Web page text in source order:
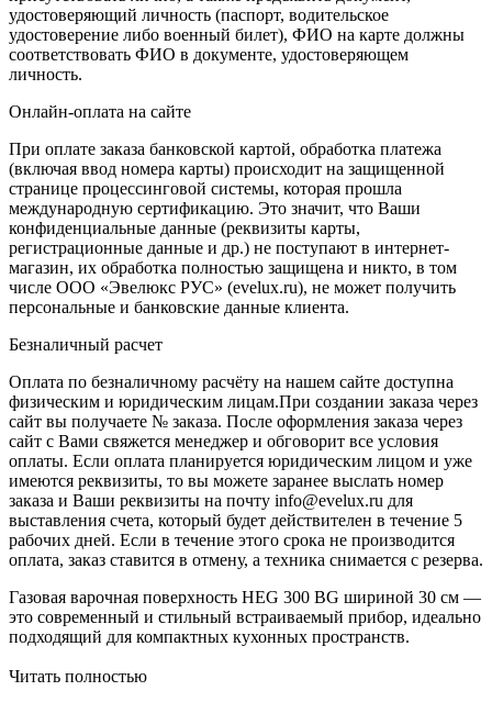
удостоверяющий личность (паспорт, водительское
удостоверение либо военный билет), ФИО на карте должны
соответствовать ФИО в документе, удостоверяющем
личность.
Онлайн-оплата на сайте
При оплате заказа банковской картой, обработка платежа
(включая ввод номера карты) происходит на защищенной
странице процессинговой системы, которая прошла
международную сертификацию. Это значит, что Ваши
конфиденциальные данные (реквизиты карты,
регистрационные данные и др.) не поступают в интернет-
магазин, их обработка полностью защищена и никто, в том
числе ООО «Эвелюкс РУС» (evelux.ru), не может получить
персональные и банковские данные клиента.
Безналичный расчет
Оплата по безналичному расчёту на нашем сайте доступна
физическим и юридическим лицам.При создании заказа через
сайт вы получаете № заказа. После оформления заказа через
сайт с Вами свяжется менеджер и обговорит все условия
оплаты. Если оплата планируется юридическим лицом и уже
имеются реквизиты, то вы можете заранее выслать номер
заказа и Ваши реквизиты на почту info@evelux.ru для
выставления счета, который будет действителен в течение 5
рабочих дней. Если в течение этого срока не производится
оплата, заказ ставится в отмену, а техника снимается с резерва.
Газовая варочная поверхность HEG 300 BG шириной 30 см —
это современный и стильный встраиваемый прибор, идеально
подходящий для компактных кухонных пространств.
Читать полностью